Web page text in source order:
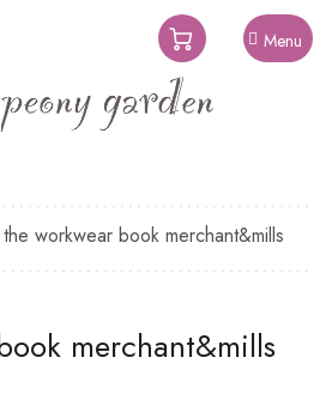
NÁKUPNÍ
KOŠÍK
the workwear book merchant&mills
merchant&mills